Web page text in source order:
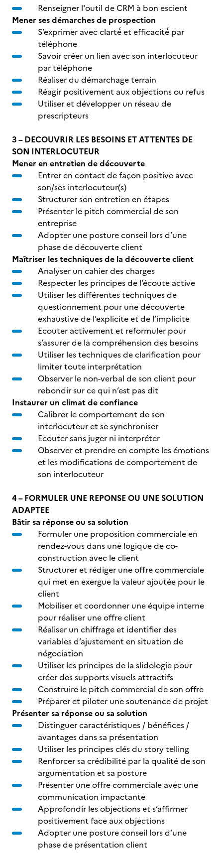
Renseigner l'outil de CRM à bon escient
Mener ses démarches de prospection
S’exprimer avec clarté́ et efficacité́ par
téléphone
Savoir créer un lien avec son interlocuteur
par téléphone
Réaliser du démarchage terrain
Réagir positivement aux objections ou refus
Utiliser et développer un réseau de
prescripteurs
3 – DECOUVRIR LES BESOINS ET ATTENTES DE
SON INTERLOCUTEUR
Mener en entretien de découverte
Entrer en contact de façon positive avec
son/ses interlocuteur(s)
Structurer son entretien en étapes
Présenter le pitch commercial de son
entreprise
Adopter une posture conseil lors d’une
phase de découverte client
Maîtriser les techniques de la découverte client
Analyser un cahier des charges
Respecter les principes de l’écoute active
Utiliser les différentes techniques de
questionnement pour une découverte
exhaustive de l’explicite et de l’implicite
Ecouter activement et reformuler pour
s’assurer de la compréhension des besoins
Utiliser les techniques de clarification pour
limiter toute interprétation
Observer le non-verbal de son client pour
rebondir sur ce qui n’est pas dit
Instaurer un climat de confiance
Calibrer le comportement de son
interlocuteur et se synchroniser
Ecouter sans juger ni interpréter
Observer et prendre en compte les émotions
et les modifications de comportement de
son interlocuteur
4 – FORMULER UNE REPONSE OU UNE SOLUTION
ADAPTEE
Bâtir sa réponse ou sa solution
Formuler une proposition commerciale en
rendez-vous dans une logique de co-
construction avec le client
Structurer et rédiger une offre commerciale
qui met en exergue la valeur ajoutée pour le
client
Mobiliser et coordonner une équipe interne
pour réaliser une offre client
Réaliser un chiffrage et identifier des
variables d’ajustement en situation de
négociation
Utiliser les principes de la slidologie pour
créer des supports visuels attractifs
Construire le pitch commercial de son offre
Préparer et piloter une soutenance de projet
Présenter sa réponse ou sa solution
Distinguer caractéristiques / bénéfices /
avantages dans sa présentation
Utiliser les principes clés du story telling
Renforcer sa crédibilité par la qualité de son
argumentation et sa posture
Présenter une offre commerciale avec une
communication impactante
Approfondir les objections et s’affirmer
positivement face aux objections
Adopter une posture conseil lors d’une
phase de présentation client